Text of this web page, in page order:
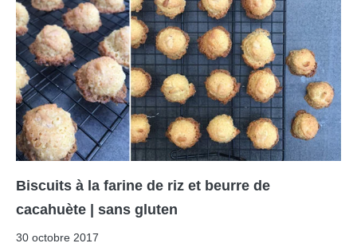
Biscuits à la farine de riz et beurre de
cacahuète | sans gluten
30 octobre 2017